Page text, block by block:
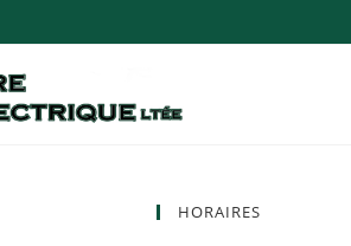
HORAIRES